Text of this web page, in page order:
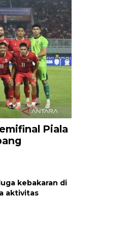
Piala
kebakaran di
aktivitas